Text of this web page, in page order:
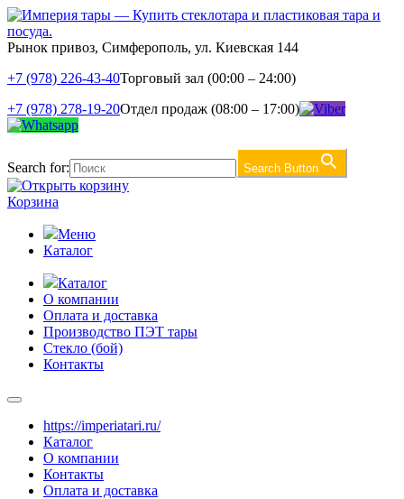
Рынок привоз, Симферополь, ул. Киевская 144
+7 (978) 226-43-40Торговый зал (00:00 – 24:00)
+7 (978) 278-19-20Отдел продаж (08:00 – 17:00)
Search for: Search Button
Корзина
Меню
Каталог
Каталог
О компании
Оплата и доставка
Производство ПЭТ тары
Стекло (бой)
Контакты
https://imperiatari.ru/
Каталог
О компании
Контакты
Оплата и доставка